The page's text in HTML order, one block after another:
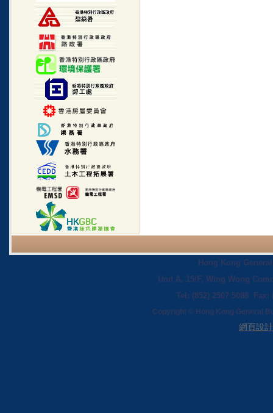
Hong Kong
Unit A, 15/F, Wing Wong
Tel: (852) 2507 5088
Copyright © Hong Kong General
網頁設計